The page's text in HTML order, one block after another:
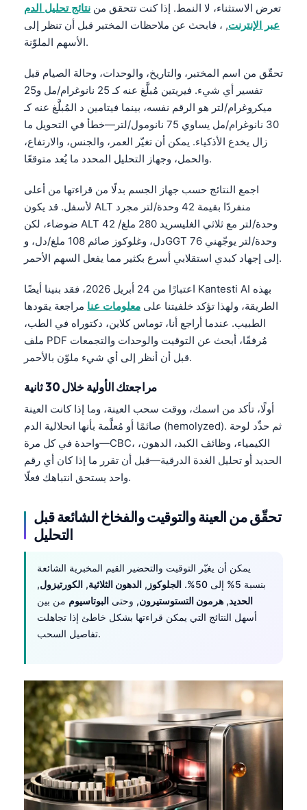
تعرض الاستثناء، لا النمط. إذا كنت تتحقق من نتائج تحليل الدم
عبر الإنترنت, ، فابحث عن ملاحظات المختبر قبل أن تنظر إلى
الأسهم الملوّنة.
تحقّق من اسم المختبر، والتاريخ، والوحدات، وحالة الصيام قبل
تفسير أي شيء. فيريتين مُبلَّغ عنه كـ 25 نانوغرام/مل و25
ميكروغرام/لتر هو الرقم نفسه، بينما فيتامين د المُبلَّغ عنه كـ
30 نانوغرام/مل يساوي 75 نانومول/لتر—خطأ في التحويل ما
زال يخدع الأذكياء. يمكن أن تغيّر العمر، والجنس، والارتفاع،
والحمل، وجهاز التحليل المحدد ما يُعد متوقعًا.
اجمع النتائج حسب جهاز الجسم بدلًا من قراءتها من أعلى
لأسفل. قد يكون ALT منفردًا بقيمة 42 وحدة/لتر مجرد
ضوضاء، لكن ALT 42 وحدة/لتر مع ثلاثي الغليسريد 280 ملغ/
دل، وغلوكوز صائم 108 ملغ/دل، وGGT 76 وحدة/لتر يوجّهني
إلى إجهاد كبدي استقلابي أسرع بكثير مما يفعل السهم الأحمر.
اعتبارًا من 24 أبريل 2026، فقد بنينا أيضًا Kantesti AI بهذه
الطريقة، ولهذا تؤكد خلفيتنا على معلومات عنا مراجعة يقودها
الطبيب. عندما أراجع أنا، توماس كلاين، دكتوراه في الطب،
ملف PDF مُرفقًا، أبحث عن التوقيت والوحدات والتجمعات
قبل أن أنظر إلى أي شيء ملوّن بالأحمر.
مراجعتك الأولية خلال 30 ثانية
أولًا، تأكد من اسمك، ووقت سحب العينة، وما إذا كانت العينة
صائمًا أو مُعلَّمة بأنها انحلالية الدم (hemolyzed). ثم حدِّد لوحة
واحدة في كل مرة—CBC، الكيمياء، وظائف الكبد، الدهون،
الحديد أو تحليل الغدة الدرقية—قبل أن تقرر ما إذا كان أي رقم
واحد يستحق انتباهك فعلًا.
تحقّق من العينة والتوقيت والفخاخ الشائعة قبل
التحليل
يمكن أن يغيّر التوقيت والتحضير القيم المخبرية الشائعة
بنسبة 5% إلى 50%.
الجلوكوز , الدهون الثلاثية, الكورتيزول,
الحديد, هرمون التستوستيرون, وحتى البوتاسيوم من بين
أسهل النتائج التي يمكن قراءتها بشكل خاطئ إذا تجاهلت
تفاصيل السحب.